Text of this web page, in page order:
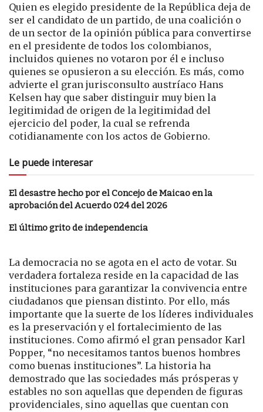
Quien es elegido presidente de la República deja de
ser el candidato de un partido, de una coalición o
de un sector de la opinión pública para convertirse
en el presidente de todos los colombianos,
incluidos quienes no votaron por él e incluso
quienes se opusieron a su elección. Es más, como
advierte el gran jurisconsulto austríaco Hans
Kelsen hay que saber distinguir muy bien la
legitimidad de origen de la legitimidad del
ejercicio del poder, la cual se refrenda
cotidianamente con los actos de Gobierno.
Le puede interesar
El desastre hecho por el Concejo de Maicao en la
aprobación del Acuerdo 024 del 2026
El último grito de independencia
La democracia no se agota en el acto de votar. Su
verdadera fortaleza reside en la capacidad de las
instituciones para garantizar la convivencia entre
ciudadanos que piensan distinto. Por ello, más
importante que la suerte de los líderes individuales
es la preservación y el fortalecimiento de las
instituciones. Como afirmó el gran pensador Karl
Popper, “no necesitamos tantos buenos hombres
como buenas instituciones”. La historia ha
demostrado que las sociedades más prósperas y
estables no son aquellas que dependen de figuras
providenciales, sino aquellas que cuentan con